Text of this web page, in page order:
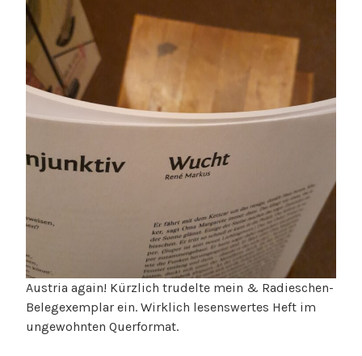
Austria again! Kürzlich trudelte mein & Radieschen-
Belegexemplar ein. Wirklich lesenswertes Heft im
ungewohnten Querformat.